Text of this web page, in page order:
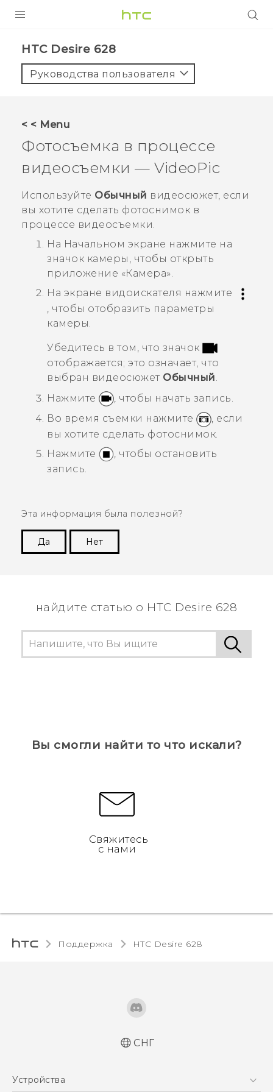
5G
VIVERSE
ПОДДЕРЖКА
HTC Desire 628‎
Руководства пользователя
< < Menu
Фотосъемка в процессе
видеосъемки — VideoPic
Используйте Обычный видеосюжет, если
вы хотите сделать фотоснимок в
процессе видеосъемки.
На Начальном экране нажмите на
значок камеры, чтобы открыть
приложение «Камера».
На экране видоискателя нажмите
, чтобы отобразить параметры
камеры.
Убедитесь в том, что значок
отображается; это означает, что
выбран видеосюжет Обычный.
Нажмите
, чтобы начать запись.
Во время съемки нажмите
, если
вы хотите сделать фотоснимок.
Нажмите
, чтобы остановить
запись.
Эта информация была полезной?
Да
Нет
найдите статью о HTC Desire 628
Вы смогли найти то что искали?
Свяжитесь
с нами
Поддержка HTC Desire 628‎
Русский - Руководство по безопасности и
СНГ
Устройства